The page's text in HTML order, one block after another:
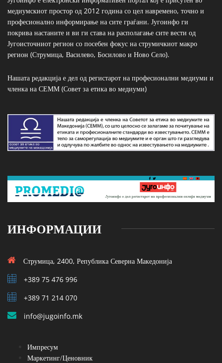
медиумскиот простор од 2012 година со цел навремено, точно и
професионално информирање на сите граѓани. Југоинфо ги
покрива настаните и ви ги става на располагање сите вести од
Југоисточниот регион со посебен фокус на струмичкиот макро
регион (Струмица, Василево, Босилово и Ново Село).
Нашата редакција е дел од регистарот на професионални медиуми и
членка на СЕММ (Совет за етика во медиуми)
ИНФОРМАЦИИ
Струмица, 2400, Република Северна Македонија
+389 75 476 996
+389 71 214 070
info@jugoinfo.mk
Импресум
Маркетинг/Ценовник